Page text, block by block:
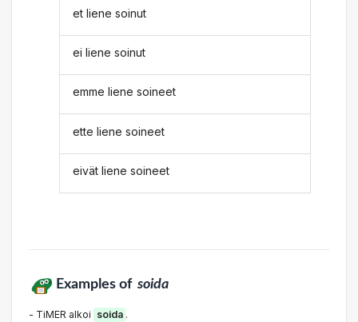
et liene soinut
ei liene soinut
emme liene soineet
ette liene soineet
eivät liene soineet
Examples of soida
- TiMER alkoi soida .